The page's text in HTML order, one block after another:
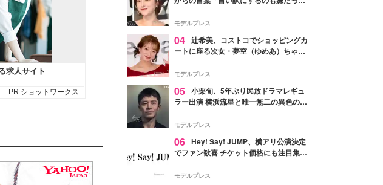
モデルプレス
04 辻希美、コストコでショッピングカ
ートに座る次女・夢空（ゆめあ）ちゃん
ぎ」「成長を感じる」の声
モデルプレス
05 小栗旬、5年ぶり民放ドラマレギュ
ラー出演 横浜流星と唯一無二の異色のバ
モデルプレス
06 Hey! Say! JUMP、横アリ公演決定
でファン歓喜 チケット価格にも注目集ま
モデルプレス